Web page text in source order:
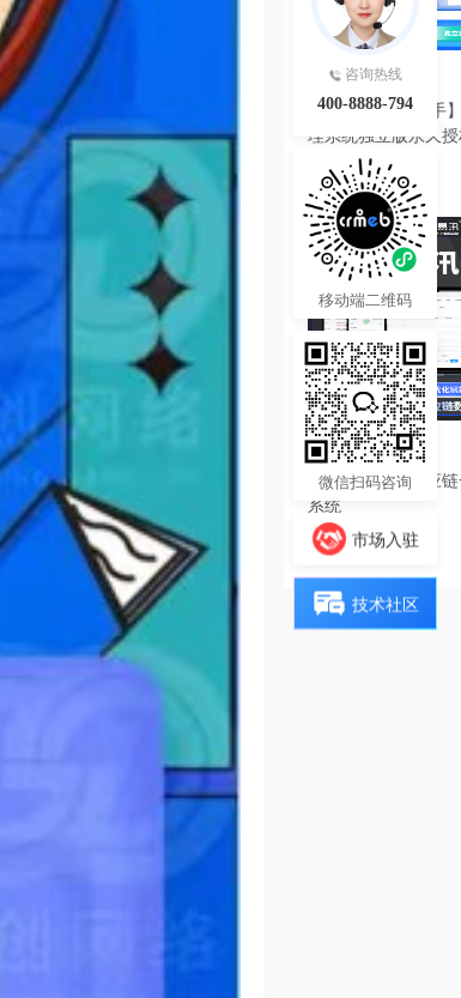
6980.00
【陀螺匠·企业助手
理系统独立版永久
热度 15
¥ 4680.00
酷柚易汛ERP供应
系统
热度 14
咨询热线
400-8888-794
移动端二维码
微信扫码咨询
市场入驻
技术社区